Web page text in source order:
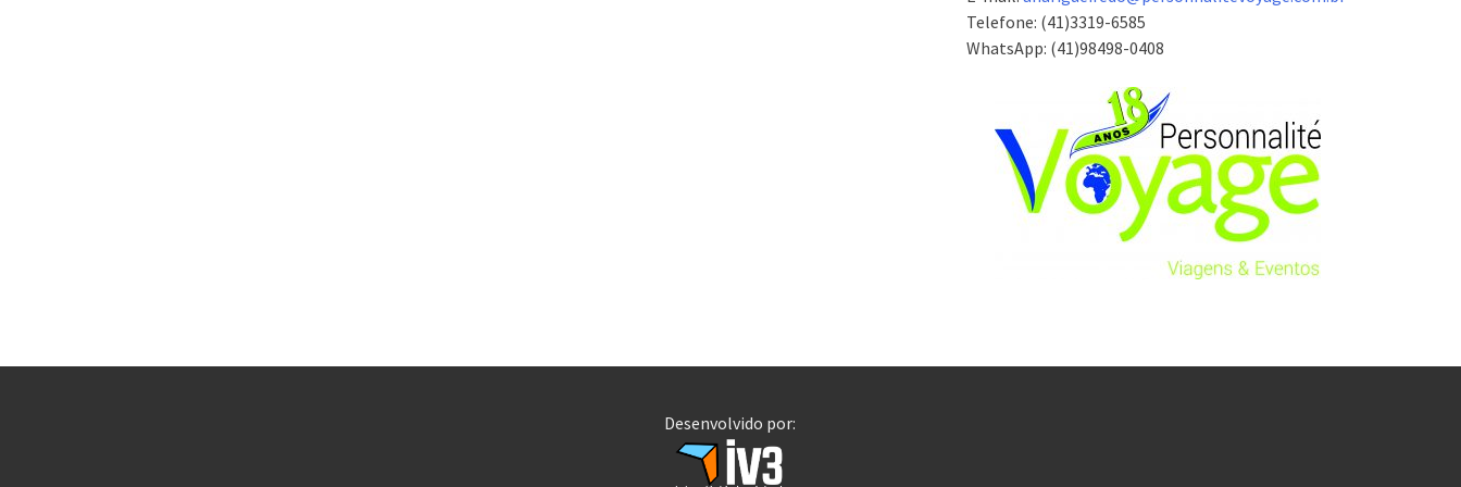
Telefone: (41)3319-6585
WhatsApp: (41)98498-0408
Desenvolvido por: